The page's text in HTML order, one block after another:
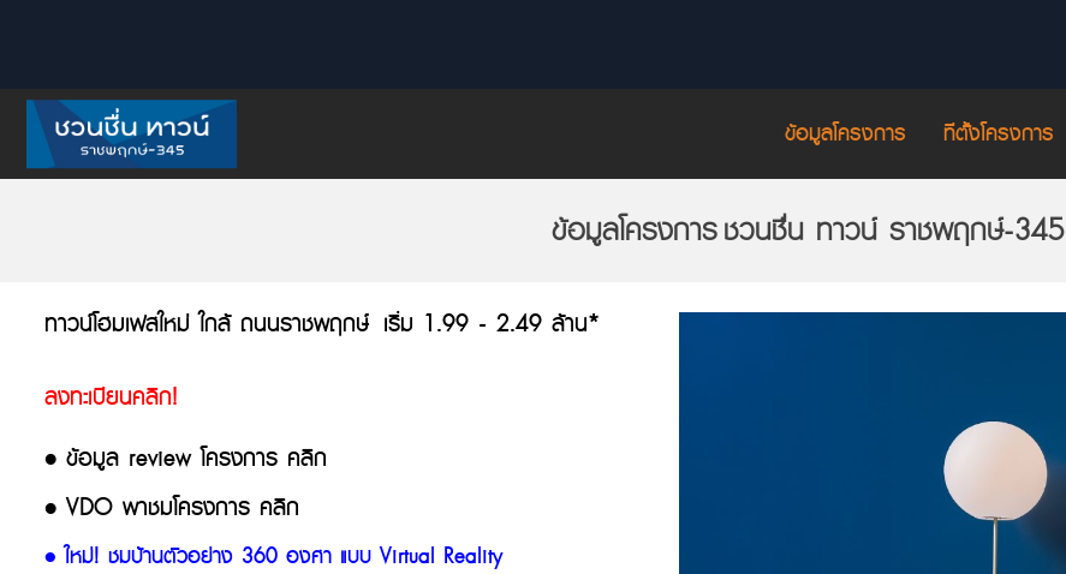
ข้อมูลโครงการ ที่ตั้งโครงการ
ข้อมูลโครงการชวนชื่น ทาวน์ ราชพฤกษ์-345
ทาวน์โฮมเฟสใหม่ ใกล้ ถนนราชพฤกษ์ เริ่ม 1.99 - 2.49 ล้าน*
ลงทะเบียนคลิก!
• ข้อมูล review โครงการ คลิก
• VDO พาชมโครงการ คลิก
• ใหม่! ชมบ้านตัวอย่าง 360 องศา แบบ Virtual Reality